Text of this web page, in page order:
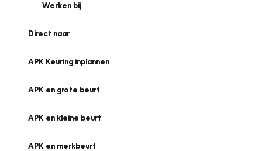
Werken bij
Direct naar
APK Keuring inplannen
APK en grote beurt
APK en kleine beurt
APK en merkbeurt